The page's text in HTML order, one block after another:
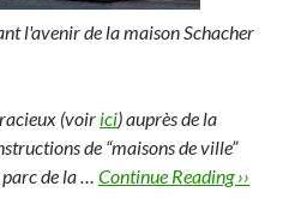
l'avenir de la maison Schacher
(voir ici) auprès de la
de “maisons de ville”
parc de la … Continue Reading ››